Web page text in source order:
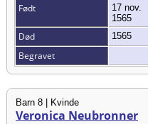
Født
17 nov.
1565
Død 1565
Begravet
Barn 8 | Kvinde
Veronica Neubronner